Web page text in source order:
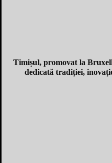
Timișul, promovat la
dedicată tradiției,